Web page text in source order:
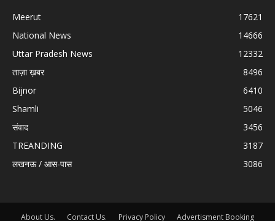
Meerut
17621
National News
14666
Uttar Pradesh News
12332
ताज़ा ख़बर
8496
Bijnor
6410
Shamli
5046
संवाद
3456
TREANDING
3187
लखनऊ / आस-पास
3086
About Us. Contact Us. Privacy Policy Advertisment Booking